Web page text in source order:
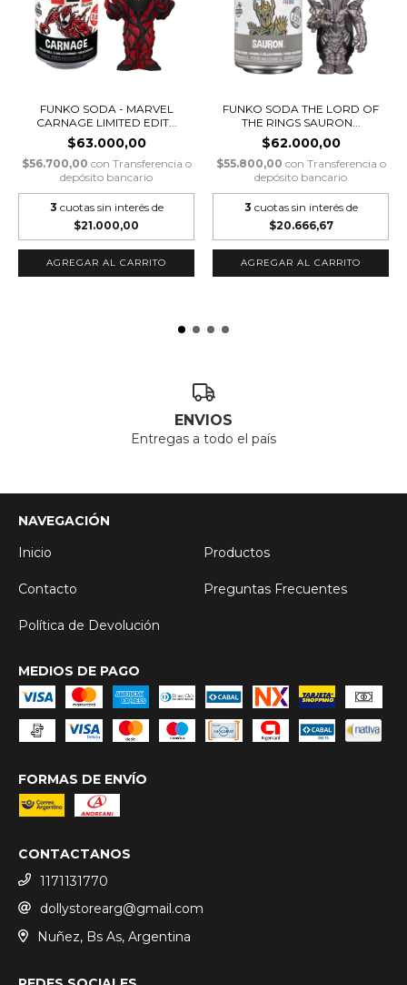
FUNKO SODA - MARVEL
CARNAGE LIMITED EDIT...
$63.000,00
$56.700,00 con Transferencia o
depósito bancario
3 cuotas sin interés de
$21.000,00
FUNKO SODA THE LORD OF
THE RINGS SAURON...
$62.000,00
$55.800,00 con Transferencia o
depósito bancario
3 cuotas sin interés de
$20.666,67
ENVIOS
Entregas a todo el país
NAVEGACIÓN
Inicio
Productos
Contacto Preguntas Frecuentes
Política de Devolución
MEDIOS DE PAGO
FORMAS DE ENVÍO
CONTACTANOS
1171131770
dollystorearg@gmail.com
Nuñez, Bs As, Argentina